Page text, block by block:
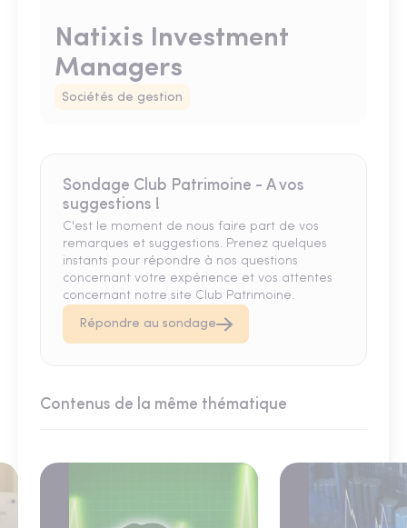
Natixis Investment
Managers
Sociétés de gestion
Sondage Club Patrimoine - A vos
suggestions !
C'est le moment de nous faire part de vos
remarques et suggestions. Prenez quelques
instants pour répondre à nos questions
concernant votre expérience et vos attentes
concernant notre site Club Patrimoine.
Répondre au sondage
Contenus de la même thématique